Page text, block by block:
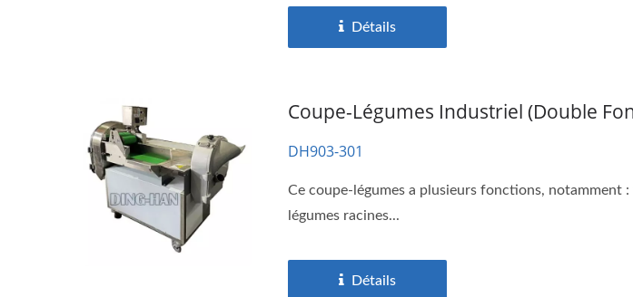
Détails
Coupe-Légumes Industriel (double
DH903-301
Ce coupe-légumes a plusieurs fonctions, notamment
légumes racines...
Détails